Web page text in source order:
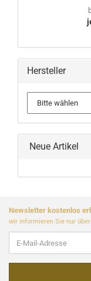
Hersteller
Neue Artikel
Newsletter kostenlos
wir informieren Sie nur